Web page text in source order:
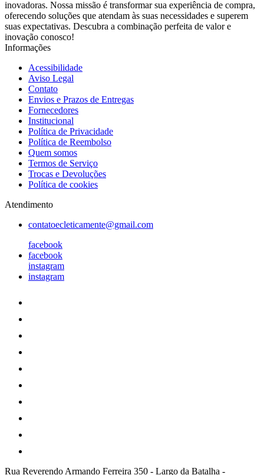
inovadoras. Nossa missão é transformar sua experiência de compra,
oferecendo soluções que atendam às suas necessidades e superem
suas expectativas. Descubra a combinação perfeita de valor e
inovação conosco!
Informações
Acessibilidade
Aviso Legal
Contato
Envios e Prazos de Entregas
Fornecedores
Institucional
Política de Privacidade
Política de Reembolso
Quem somos
Termos de Serviço
Trocas e Devoluções
Política de cookies
Atendimento
contatoecleticamente@gmail.com
facebook
facebook
instagram
instagram
Rua Reverendo Armando Ferreira 350 - Largo da Batalha -